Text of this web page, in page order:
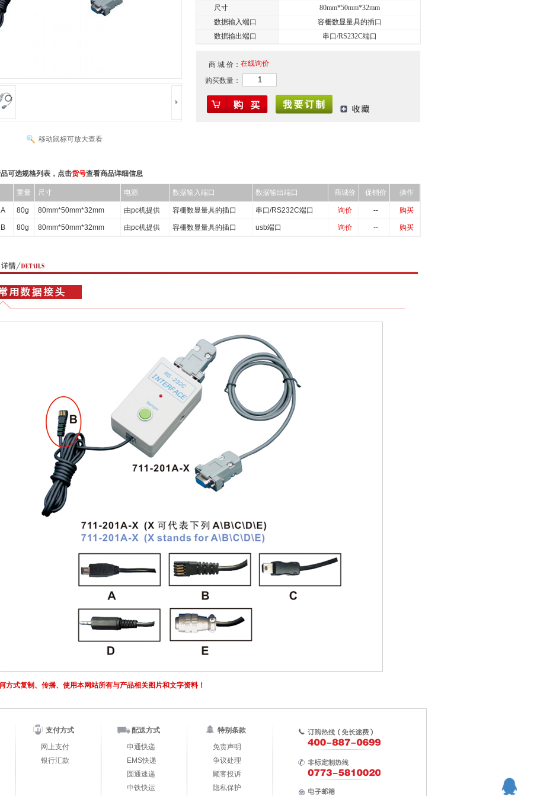
移动鼠标可放大查看
尺寸
80mm*50mm*32mm
数据输入端口
容栅数显量具的插口
数据输出端口
串口/RS232C端口
商 城 价： 在线询价
购买数量：
可选规格列表，点击货号查看商品详细信息
重量 尺寸 电源 数据输入端口 数据输出端口 商城价 促销价 操作
80g 80mm*50mm*32mm 由pc机提供 容栅数显量具的插口 串口/RS232C端口 询价 -- 购买
80g 80mm*50mm*32mm 由pc机提供 容栅数显量具的插口 usb端口 询价 -- 购买
方式复制、传播、使用本网站所有与产品相关图片和文字资料！
支付方式
网上支付
银行汇款
配送方式
申通快递
EMS快递
圆通速递
中铁快运
特别条款
免责声明
争议处理
顾客投诉
隐私保护